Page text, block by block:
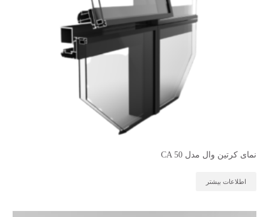
نمای کرتین وال مدل CA 50
اطلاعات بیشتر